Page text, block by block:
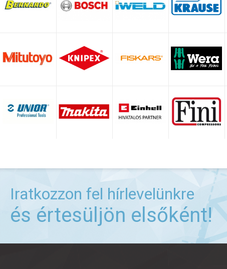
Iratkozzon fel hírlevelünkre
és értesüljön elsőként!